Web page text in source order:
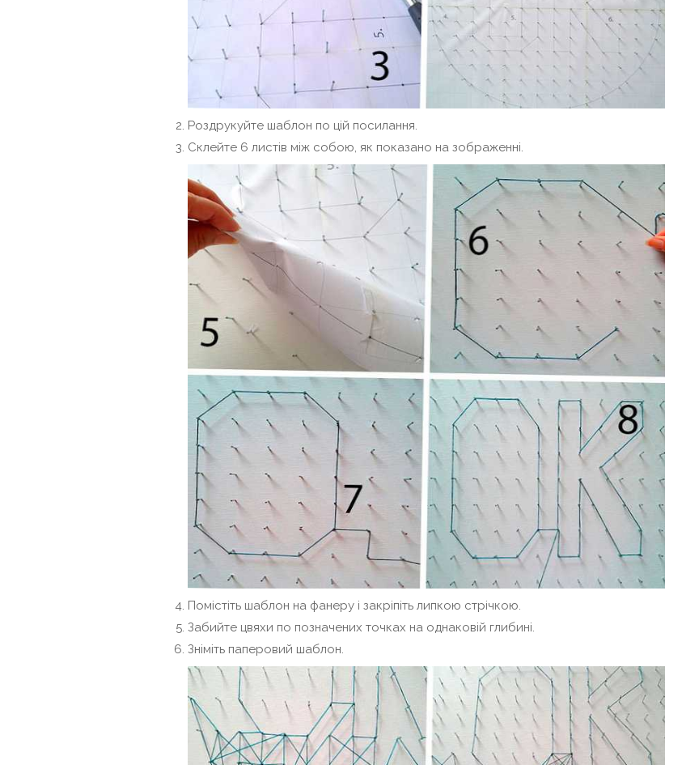
Роздрукуйте шаблон по цій посилання.
Склейте 6 листів між собою, як показано на зображенні.
Помістіть шаблон на фанеру і закріпіть липкою стрічкою.
Забийте цвяхи по позначених точках на однаковій глибині.
Зніміть паперовий шаблон.